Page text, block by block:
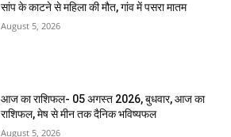
सांप के काटने से महिला की मौत, गांव में पसरा मातम
August 5, 2026
आज का राशिफल- 05 अगस्त 2026, बुधवार, आज का
राशिफल, मेष से मीन तक दैनिक भविष्यफल
August 5, 2026